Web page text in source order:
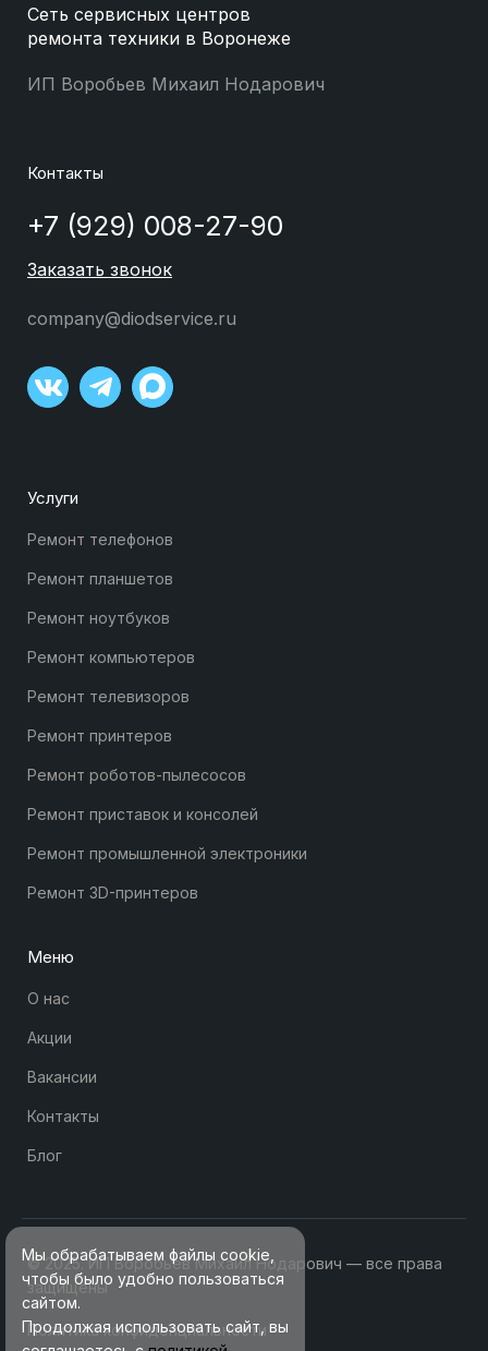
Сеть сервисных центров
ремонта техники в Воронеже
ИП Воробьев Михаил Нодарович
Контакты
+7 (929) 008-27-90
Заказать звонок
company@diodservice.ru
Услуги
Ремонт телефонов
Ремонт планшетов
Ремонт ноутбуков
Ремонт компьютеров
Ремонт телевизоров
Ремонт принтеров
Ремонт роботов-пылесосов
Ремонт приставок и консолей
Ремонт промышленной электроники
Ремонт 3D-принтеров
Меню
О нас
Акции
Вакансии
Контакты
Блог
© 2025. ИП Воробьев Михаил Нодарович — все права
защищены
Политика конфиденциальности
Мы обрабатываем файлы cookie,
чтобы было удобно пользоваться
сайтом.
Продолжая использовать сайт, вы